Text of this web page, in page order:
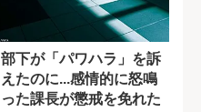
部下が「パワハラ」を訴
えたのに...感情的に怒鳴
った課長が懲戒を免れた